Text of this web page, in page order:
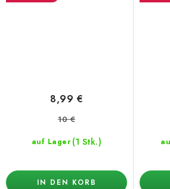
auf Lager (1 Stk.)
8,99 €
10 €
IN DEN KORB